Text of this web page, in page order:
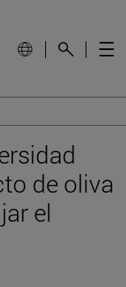
de oliva
el